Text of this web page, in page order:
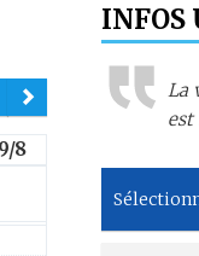
8
INFOS
La
est